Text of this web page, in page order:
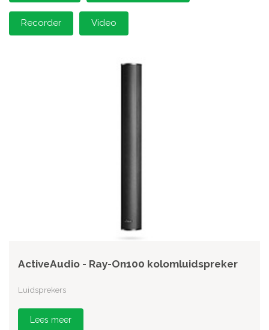
Recorder Video
ActiveAudio - Ray-On100 kolomluidspreker
Luidsprekers
Lees meer